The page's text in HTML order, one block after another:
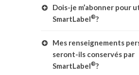
Dois-je m’abonner pour
SmartLabel®?
Mes renseignements
seront-ils conservés par
SmartLabel®?